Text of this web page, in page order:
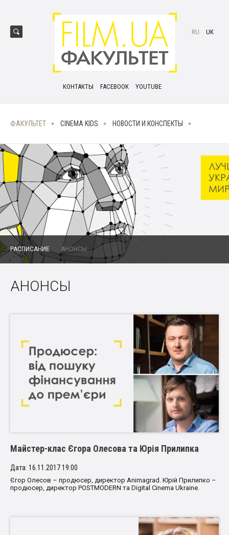
КОНТАКТЫ FACEBOOK YOUTUBE
RU UK
ФАКУЛЬТЕТ CINEMA KIDS НОВОСТИ И КОНСПЕКТЫ
РАСПИСАНИЕ АНОНСЫ
АНОНСЫ
Майстер-клас Єгора Олесова та Юрія Прилипка
Дата: 16.11.2017 19:00
Єгор Олесов – продюсер, директор Animagrad. Юрій Прилипко –
продюсер, директор POSTMODERN та Digital Cinema Ukraine.